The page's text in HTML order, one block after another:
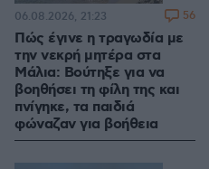
Πώς έγινε η τραγωδία με
την νεκρή μητέρα στα
Μάλια: Βούτηξε για να
βοηθήσει τη φίλη της και
πνίγηκε, τα παιδιά
φώναζαν για βοήθεια
06.08.2026, 21:23 56